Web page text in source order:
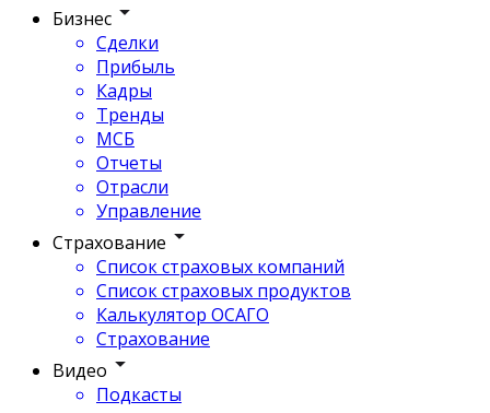
Бизнес
Сделки
Прибыль
Кадры
Тренды
МСБ
Отчеты
Отрасли
Управление
Страхование
Список страховых компаний
Список страховых продуктов
Калькулятор ОСАГО
Страхование
Видео
Подкасты